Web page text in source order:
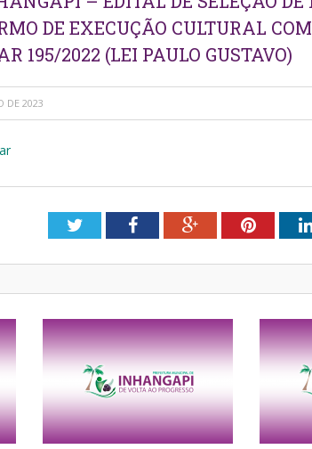
DE EXECUÇÃO CULTURAL
195/2022 (LEI PAULO GUSTAVO)
DE 2023
TwitterFacebookGoogle+